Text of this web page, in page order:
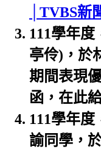
│TVBS新
111學年
亭伶)，於
期間表現
函，在此
111學年
諭同學，